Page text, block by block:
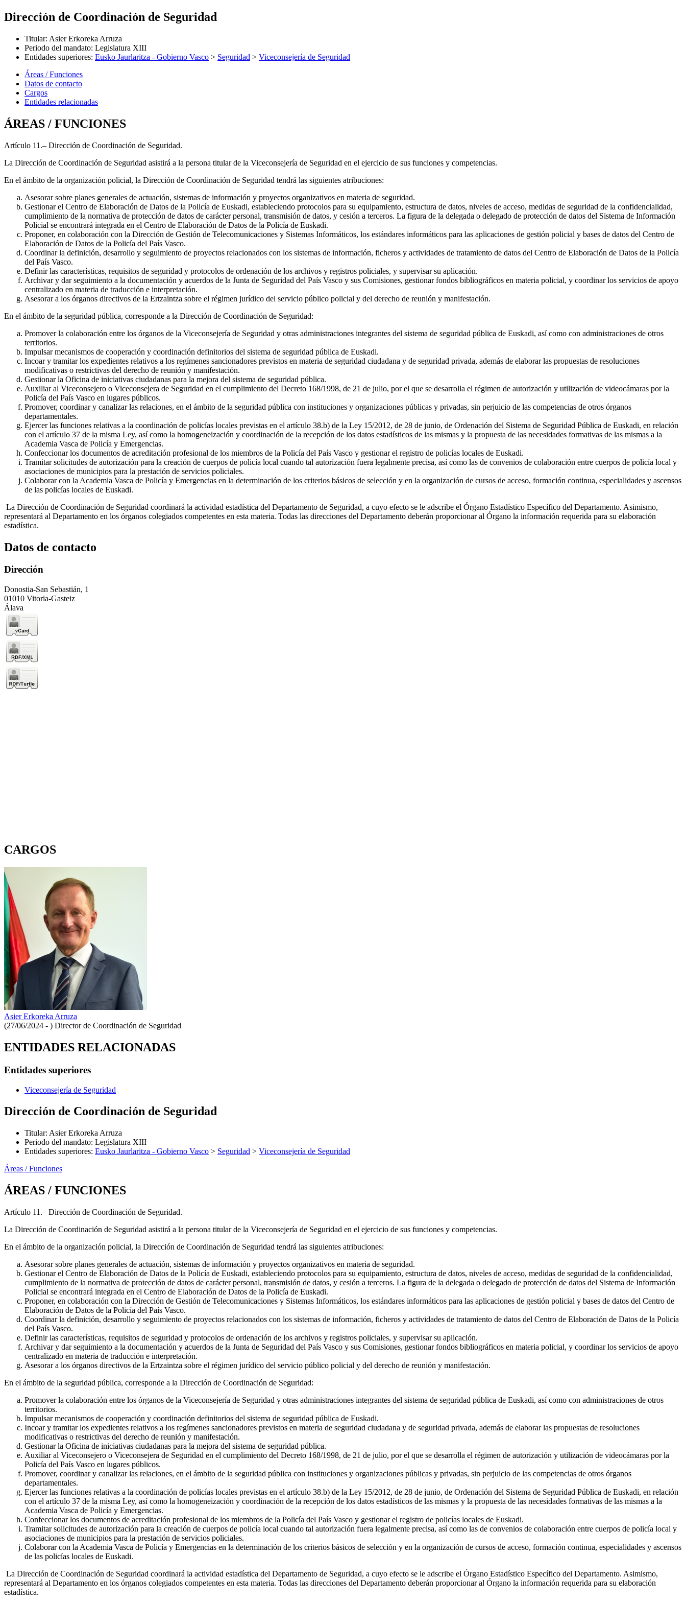
Dirección de Coordinación de Seguridad
Titular: Asier Erkoreka Arruza
Periodo del mandato: Legislatura XIII
Entidades superiores: Eusko Jaurlaritza - Gobierno Vasco > Seguridad > Viceconsejería de Seguridad
Áreas / Funciones
Datos de contacto
Cargos
Entidades relacionadas
ÁREAS / FUNCIONES
Artículo 11.– Dirección de Coordinación de Seguridad.
La Dirección de Coordinación de Seguridad asistirá a la persona titular de la Viceconsejería de Seguridad en el ejercicio de sus funciones y competencias.
En el ámbito de la organización policial, la Dirección de Coordinación de Seguridad tendrá las siguientes atribuciones:
Asesorar sobre planes generales de actuación, sistemas de información y proyectos organizativos en materia de seguridad.
Gestionar el Centro de Elaboración de Datos de la Policía de Euskadi, estableciendo protocolos para su equipamiento, estructura de datos, niveles de acceso, medidas de seguridad de la confidencialidad,
cumplimiento de la normativa de protección de datos de carácter personal, transmisión de datos, y cesión a terceros. La figura de la delegada o delegado de protección de datos del Sistema de Información
Policial se encontrará integrada en el Centro de Elaboración de Datos de la Policía de Euskadi.
Proponer, en colaboración con la Dirección de Gestión de Telecomunicaciones y Sistemas Informáticos, los estándares informáticos para las aplicaciones de gestión policial y bases de datos del Centro de
Elaboración de Datos de la Policía del País Vasco.
Coordinar la definición, desarrollo y seguimiento de proyectos relacionados con los sistemas de información, ficheros y actividades de tratamiento de datos del Centro de Elaboración de Datos de la Policía
del País Vasco.
Definir las características, requisitos de seguridad y protocolos de ordenación de los archivos y registros policiales, y supervisar su aplicación.
Archivar y dar seguimiento a la documentación y acuerdos de la Junta de Seguridad del País Vasco y sus Comisiones, gestionar fondos bibliográficos en materia policial, y coordinar los servicios de apoyo
centralizado en materia de traducción e interpretación.
Asesorar a los órganos directivos de la Ertzaintza sobre el régimen jurídico del servicio público policial y del derecho de reunión y manifestación.
En el ámbito de la seguridad pública, corresponde a la Dirección de Coordinación de Seguridad:
Promover la colaboración entre los órganos de la Viceconsejería de Seguridad y otras administraciones integrantes del sistema de seguridad pública de Euskadi, así como con administraciones de otros
territorios.
Impulsar mecanismos de cooperación y coordinación definitorios del sistema de seguridad pública de Euskadi.
Incoar y tramitar los expedientes relativos a los regímenes sancionadores previstos en materia de seguridad ciudadana y de seguridad privada, además de elaborar las propuestas de resoluciones
modificativas o restrictivas del derecho de reunión y manifestación.
Gestionar la Oficina de iniciativas ciudadanas para la mejora del sistema de seguridad pública.
Auxiliar al Viceconsejero o Viceconsejera de Seguridad en el cumplimiento del Decreto 168/1998, de 21 de julio, por el que se desarrolla el régimen de autorización y utilización de videocámaras por la
Policía del País Vasco en lugares públicos.
Promover, coordinar y canalizar las relaciones, en el ámbito de la seguridad pública con instituciones y organizaciones públicas y privadas, sin perjuicio de las competencias de otros órganos
departamentales.
Ejercer las funciones relativas a la coordinación de policías locales previstas en el artículo 38.b) de la Ley 15/2012, de 28 de junio, de Ordenación del Sistema de Seguridad Pública de Euskadi, en relación
con el artículo 37 de la misma Ley, así como la homogeneización y coordinación de la recepción de los datos estadísticos de las mismas y la propuesta de las necesidades formativas de las mismas a la
Academia Vasca de Policía y Emergencias.
Confeccionar los documentos de acreditación profesional de los miembros de la Policía del País Vasco y gestionar el registro de policías locales de Euskadi.
Tramitar solicitudes de autorización para la creación de cuerpos de policía local cuando tal autorización fuera legalmente precisa, así como las de convenios de colaboración entre cuerpos de policía local y
asociaciones de municipios para la prestación de servicios policiales.
Colaborar con la Academia Vasca de Policía y Emergencias en la determinación de los criterios básicos de selección y en la organización de cursos de acceso, formación continua, especialidades y ascensos
de las policías locales de Euskadi.
La Dirección de Coordinación de Seguridad coordinará la actividad estadística del Departamento de Seguridad, a cuyo efecto se le adscribe el Órgano Estadístico Específico del Departamento. Asimismo,
representará al Departamento en los órganos colegiados competentes en esta materia. Todas las direcciones del Departamento deberán proporcionar al Órgano la información requerida para su elaboración
estadística.
Datos de contacto
Dirección
Donostia-San Sebastián, 1
01010 Vitoria-Gasteiz
Álava
CARGOS
Asier Erkoreka Arruza
(27/06/2024 - ) Director de Coordinación de Seguridad
ENTIDADES RELACIONADAS
Entidades superiores
Viceconsejería de Seguridad
Dirección de Coordinación de Seguridad
Titular: Asier Erkoreka Arruza
Periodo del mandato: Legislatura XIII
Entidades superiores: Eusko Jaurlaritza - Gobierno Vasco > Seguridad > Viceconsejería de Seguridad
Áreas / Funciones
ÁREAS / FUNCIONES
Artículo 11.– Dirección de Coordinación de Seguridad.
La Dirección de Coordinación de Seguridad asistirá a la persona titular de la Viceconsejería de Seguridad en el ejercicio de sus funciones y competencias.
En el ámbito de la organización policial, la Dirección de Coordinación de Seguridad tendrá las siguientes atribuciones:
Asesorar sobre planes generales de actuación, sistemas de información y proyectos organizativos en materia de seguridad.
Gestionar el Centro de Elaboración de Datos de la Policía de Euskadi, estableciendo protocolos para su equipamiento, estructura de datos, niveles de acceso, medidas de seguridad de la confidencialidad,
cumplimiento de la normativa de protección de datos de carácter personal, transmisión de datos, y cesión a terceros. La figura de la delegada o delegado de protección de datos del Sistema de Información
Policial se encontrará integrada en el Centro de Elaboración de Datos de la Policía de Euskadi.
Proponer, en colaboración con la Dirección de Gestión de Telecomunicaciones y Sistemas Informáticos, los estándares informáticos para las aplicaciones de gestión policial y bases de datos del Centro de
Elaboración de Datos de la Policía del País Vasco.
Coordinar la definición, desarrollo y seguimiento de proyectos relacionados con los sistemas de información, ficheros y actividades de tratamiento de datos del Centro de Elaboración de Datos de la Policía
del País Vasco.
Definir las características, requisitos de seguridad y protocolos de ordenación de los archivos y registros policiales, y supervisar su aplicación.
Archivar y dar seguimiento a la documentación y acuerdos de la Junta de Seguridad del País Vasco y sus Comisiones, gestionar fondos bibliográficos en materia policial, y coordinar los servicios de apoyo
centralizado en materia de traducción e interpretación.
Asesorar a los órganos directivos de la Ertzaintza sobre el régimen jurídico del servicio público policial y del derecho de reunión y manifestación.
En el ámbito de la seguridad pública, corresponde a la Dirección de Coordinación de Seguridad:
Promover la colaboración entre los órganos de la Viceconsejería de Seguridad y otras administraciones integrantes del sistema de seguridad pública de Euskadi, así como con administraciones de otros
territorios.
Impulsar mecanismos de cooperación y coordinación definitorios del sistema de seguridad pública de Euskadi.
Incoar y tramitar los expedientes relativos a los regímenes sancionadores previstos en materia de seguridad ciudadana y de seguridad privada, además de elaborar las propuestas de resoluciones
modificativas o restrictivas del derecho de reunión y manifestación.
Gestionar la Oficina de iniciativas ciudadanas para la mejora del sistema de seguridad pública.
Auxiliar al Viceconsejero o Viceconsejera de Seguridad en el cumplimiento del Decreto 168/1998, de 21 de julio, por el que se desarrolla el régimen de autorización y utilización de videocámaras por la
Policía del País Vasco en lugares públicos.
Promover, coordinar y canalizar las relaciones, en el ámbito de la seguridad pública con instituciones y organizaciones públicas y privadas, sin perjuicio de las competencias de otros órganos
departamentales.
Ejercer las funciones relativas a la coordinación de policías locales previstas en el artículo 38.b) de la Ley 15/2012, de 28 de junio, de Ordenación del Sistema de Seguridad Pública de Euskadi, en relación
con el artículo 37 de la misma Ley, así como la homogeneización y coordinación de la recepción de los datos estadísticos de las mismas y la propuesta de las necesidades formativas de las mismas a la
Academia Vasca de Policía y Emergencias.
Confeccionar los documentos de acreditación profesional de los miembros de la Policía del País Vasco y gestionar el registro de policías locales de Euskadi.
Tramitar solicitudes de autorización para la creación de cuerpos de policía local cuando tal autorización fuera legalmente precisa, así como las de convenios de colaboración entre cuerpos de policía local y
asociaciones de municipios para la prestación de servicios policiales.
Colaborar con la Academia Vasca de Policía y Emergencias en la determinación de los criterios básicos de selección y en la organización de cursos de acceso, formación continua, especialidades y ascensos
de las policías locales de Euskadi.
La Dirección de Coordinación de Seguridad coordinará la actividad estadística del Departamento de Seguridad, a cuyo efecto se le adscribe el Órgano Estadístico Específico del Departamento. Asimismo,
representará al Departamento en los órganos colegiados competentes en esta materia. Todas las direcciones del Departamento deberán proporcionar al Órgano la información requerida para su elaboración
estadística.